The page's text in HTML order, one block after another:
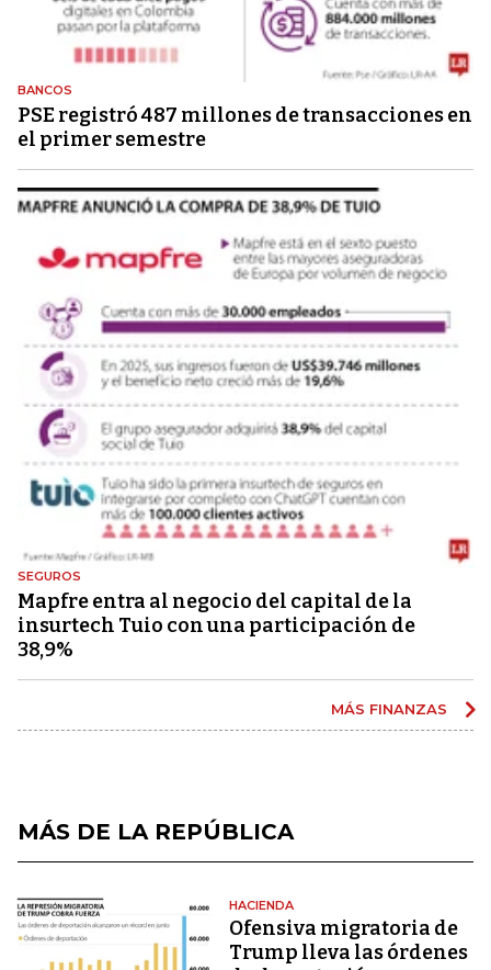
BANCOS
PSE registró 487 millones de transacciones en
el primer semestre
SEGUROS
Mapfre entra al negocio del capital de la
insurtech Tuio con una participación de
38,9%
MÁS FINANZAS
MÁS DE LA REPÚBLICA
HACIENDA
Ofensiva migratoria de
Trump lleva las órdenes